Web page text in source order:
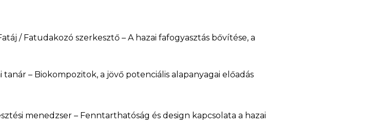
/ Fatudakozó szerkesztő – A hazai fafogyasztás bővítése, a
– Biokompozitok, a jövő potenciális alapanyagai előadás
menedzser – Fenntarthatóság és design kapcsolata a hazai